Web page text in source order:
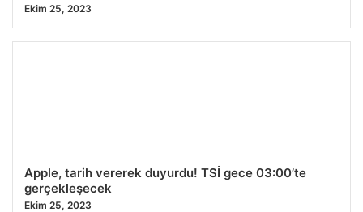
Ekim 25, 2023
Apple, tarih vererek duyurdu! TSİ gece 03:00’te
gerçekleşecek
Ekim 25, 2023